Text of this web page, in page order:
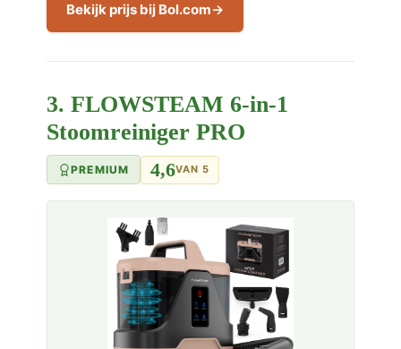
Bekijk prijs bij Bol.com
3. FLOWSTEAM 6-in-1
Stoomreiniger PRO
PREMIUM 4,6VAN 5